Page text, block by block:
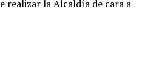
realizar la Alcaldía de cara a